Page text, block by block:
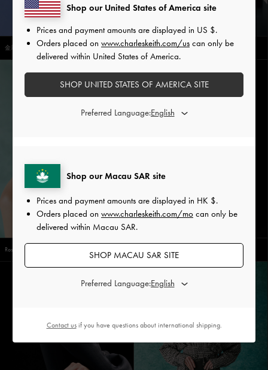
金屬鏈夾腳涼鞋 金屬鏈平底尖頭鞋
Rosalind 玫瑰戒指
Shop our Macau SAR site
Prices and payment amounts are displayed in HK $.
Orders placed on www.charleskeith.com/mo can only be
delivered within Macau SAR.
SHOP MACAU SAR SITE
Preferred Language:
Shop our United States of America site
Prices and payment amounts are displayed in US $.
Orders placed on www.charleskeith.com/us can only be
delivered within United States of America.
SHOP UNITED STATES OF AMERICA SITE
Preferred Language:
Contact usif you have questions about international shipping.